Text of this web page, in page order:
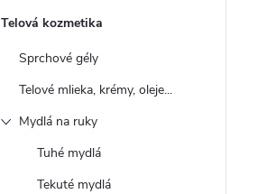
Telová kozmetika
Sprchové gély
Telové mlieka, krémy, oleje...
Mydlá na ruky
Tuhé mydlá
Tekuté mydlá